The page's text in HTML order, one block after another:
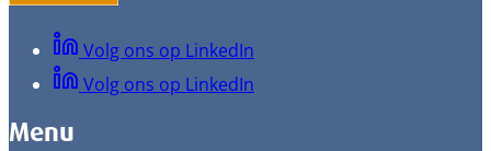
Volg ons op LinkedIn
Volg ons op LinkedIn
Menu